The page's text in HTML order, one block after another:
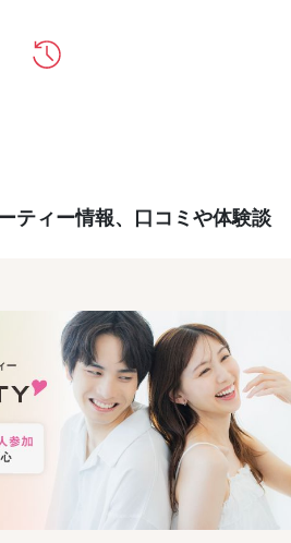
ティー情報、口コミや体験談